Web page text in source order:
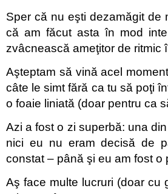
Sper că nu eşti dezamăgit de
că am făcut asta în mod
zvâcnească ameţitor de ritmic
Aşteptam să vină acel
câte le simt fără ca tu să poţi
o foaie liniată (doar pentru ca
Azi a fost o zi superbă: una
nici eu nu eram decisă de
constat – până şi eu am fost
Aş face multe lucruri (doar cu